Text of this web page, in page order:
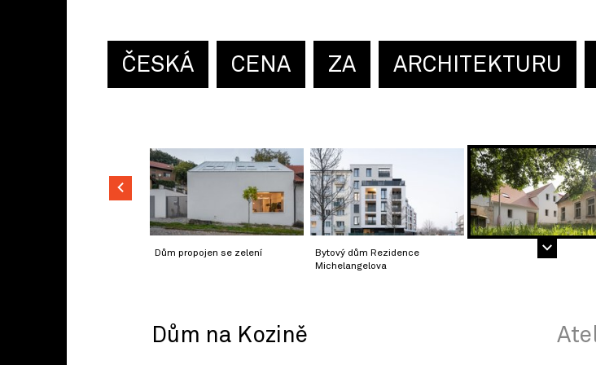
ČESKÁ CENA ZA ARCHITEKTURU
Dům propojen se zelení
Bytový dům Rezidence
Michelangelova
Dům na Kozině